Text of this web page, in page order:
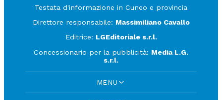
Testata d'informazione in Cuneo e provincia
Direttore responsabile: Massimiliano Cavallo
Editrice: LGEditoriale s.r.l.
Concessionario per la pubblicità: Media L.G.
s.r.l.
MENU